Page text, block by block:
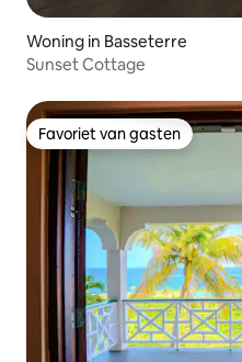
Woning in Basseterre
Sunset Cottage
Favoriet van gasten
Favoriet van gasten